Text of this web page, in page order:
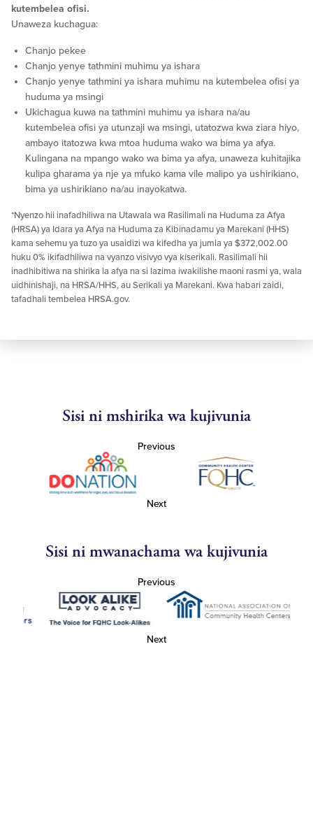
kutembelea ofisi.
Unaweza kuchagua:
Chanjo pekee
Chanjo yenye tathmini muhimu ya ishara
Chanjo yenye tathmini ya ishara muhimu na kutembelea ofisi ya
huduma ya msingi
Ukichagua kuwa na tathmini muhimu ya ishara na/au
kutembelea ofisi ya utunzaji wa msingi, utatozwa kwa ziara hiyo,
ambayo itatozwa kwa mtoa huduma wako wa bima ya afya.
Kulingana na mpango wako wa bima ya afya, unaweza kuhitajika
kulipa gharama ya nje ya mfuko kama vile malipo ya ushirikiano,
bima ya ushirikiano na/au inayokatwa.
*Nyenzo hii inafadhiliwa na Utawala wa Rasilimali na Huduma za Afya
(HRSA) ya Idara ya Afya na Huduma za Kibinadamu ya Marekani (HHS)
kama sehemu ya tuzo ya usaidizi wa kifedha ya jumla ya $372,002.00
huku 0% ikifadhiliwa na vyanzo visivyo vya kiserikali. Rasilimali hii
inadhibitiwa na shirika la afya na si lazima iwakilishe maoni rasmi ya, wala
uidhinishaji, na HRSA/HHS, au Serikali ya Marekani. Kwa habari zaidi,
tafadhali tembelea HRSA.gov.
Sisi ni mshirika wa kujivunia
Previous
Next
Sisi ni mwanachama wa kujivunia
Previous
Next